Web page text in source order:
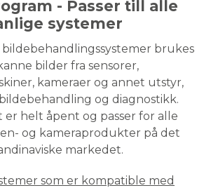
- Passer till alle
systemer
bildebehandlingssystemer brukes
bilder fra sensorer,
kameraer og annet utstyr,
og diagnostikk.
er helt åpent og passer for alle
og kameraprodukter på det
markedet.
som er kompatible med